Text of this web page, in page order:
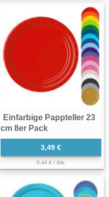
Einfarbige Pappteller 23
cm 8er Pack
3,49 €
0,44 € / Stk.